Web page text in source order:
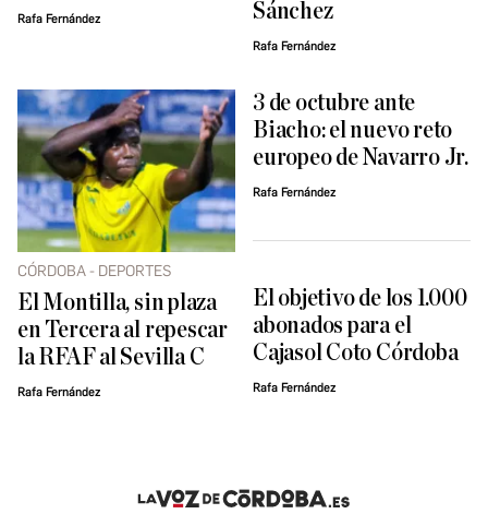
Rafa Fernández
Sánchez
Rafa Fernández
CÓRDOBA - DEPORTES
El Montilla, sin plaza
en Tercera al repescar
la RFAF al Sevilla C
Rafa Fernández
3 de octubre ante
Biacho: el nuevo reto
europeo de Navarro Jr.
Rafa Fernández
El objetivo de los 1.000
abonados para el
Cajasol Coto Córdoba
Rafa Fernández